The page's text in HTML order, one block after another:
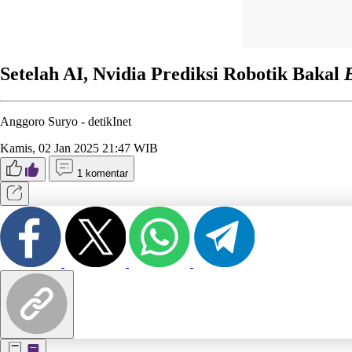
Setelah AI, Nvidia Prediksi Robotik Bakal
Anggoro Suryo - detikInet
Kamis, 02 Jan 2025 21:47 WIB
1 komentar